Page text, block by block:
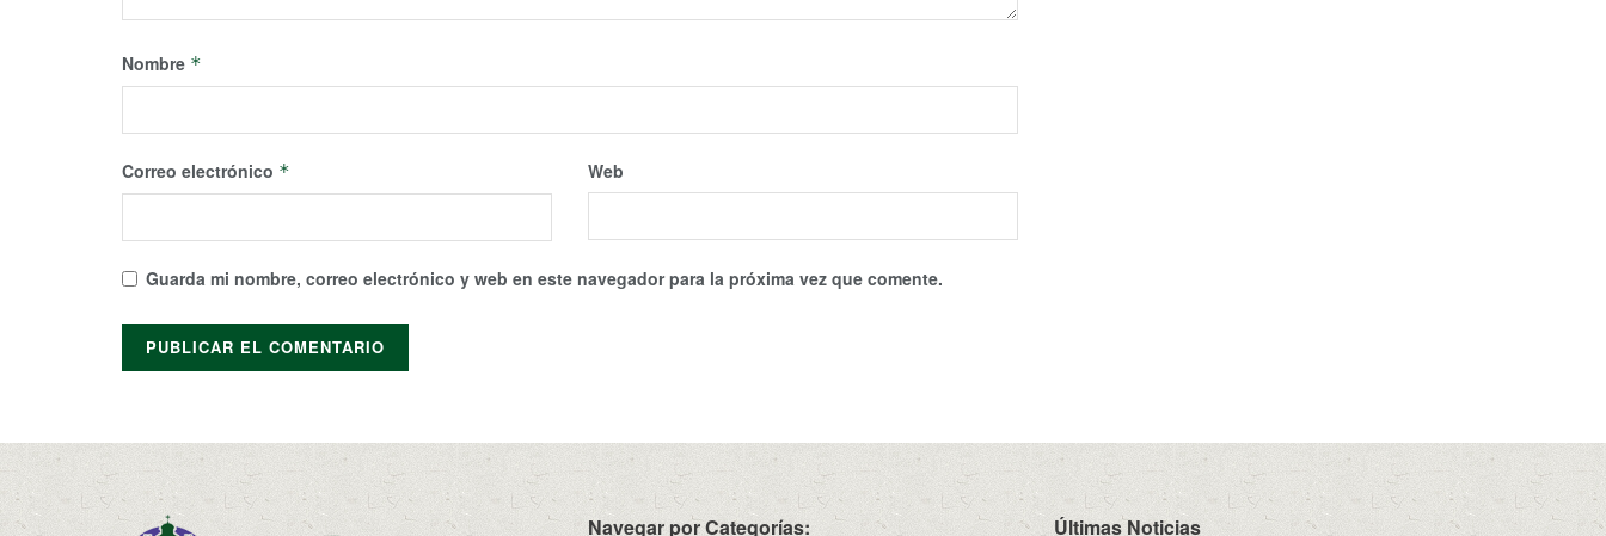
Nombre *
Correo electrónico * Web
Guarda mi nombre, correo electrónico y web en este navegador para la próxima vez que comente.
Navegar por Categorías: Últimas Noticias